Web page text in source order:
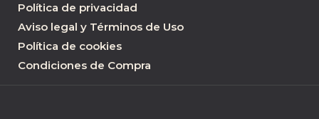
Política de privacidad
Aviso legal y Términos de Uso
Política de cookies
Condiciones de Compra